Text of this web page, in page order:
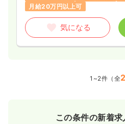
月給20万円以上可
気になる
1~2件（全2
この条件の新着